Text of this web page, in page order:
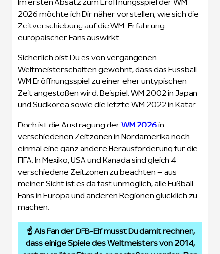
Im ersten Absatz zum Eröffnungsspiel der WM
2026 möchte ich Dir näher vorstellen, wie sich die
Zeitverschiebung auf die WM-Erfahrung
europäischer Fans auswirkt.
Sicherlich bist Du es von vergangenen
Weltmeisterschaften gewohnt, dass das Fussball
WM Eröffnungsspiel zu einer eher untypischen
Zeit angestoßen wird. Beispiel: WM 2002 in Japan
und Südkorea sowie die letzte WM 2022 in Katar.
Doch ist die Austragung derWM 2026in
verschiedenen Zeitzonen in Nordamerika noch
einmal eine ganz andere Herausforderung für die
FIFA. In Mexiko, USA und Kanada sind gleich 4
verschiedene Zeitzonen zu beachten – aus
meiner Sicht ist es da fast unmöglich, alle Fußball-
Fans in Europa und anderen Regionen glücklich zu
machen.
☝️ Als Fan der DFB-Elf musst Du damit rechnen,
dass einige Spiele des Weltmeisters von 2014,